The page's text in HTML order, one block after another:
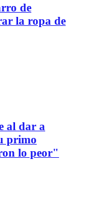
de
la ropa de
al dar a
primo
lo peor"